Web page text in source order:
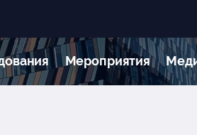
Мероприятия